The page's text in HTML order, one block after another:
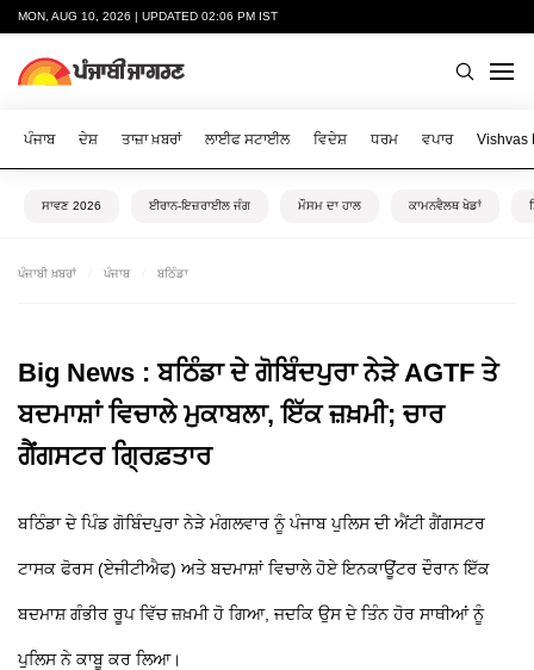
MON, AUG 10, 2026 | UPDATED 02:06 PM IST
ਪੰਜਾਬ ਦੇਸ਼ ਤਾਜ਼ਾ ਖ਼ਬਰਾਂ ਲਾਈਫ ਸਟਾਈਲ ਵਿਦੇਸ਼ ਧਰਮ ਵਪਾਰ Vishvas
ਸਾਵਣ 2026 ਈਰਾਨ-ਇਜ਼ਰਾਈਲ ਜੰਗ ਮੌਸਮ ਦਾ ਹਾਲ ਕਾਮਨਵੈਲਥ ਖੇਡਾਂ
ਪੰਜਾਬੀ ਖ਼ਬਰਾਂ ਪੰਜਾਬ ਬਠਿੰਡਾ
Big News : ਬਠਿੰਡਾ ਦੇ ਗੋਬਿੰਦਪੁਰਾ ਨੇੜੇ AGTF ਤੇ
ਬਦਮਾਸ਼ਾਂ ਵਿਚਾਲੇ ਮੁਕਾਬਲਾ, ਇੱਕ ਜ਼ਖ਼ਮੀ; ਚਾਰ
ਗੈਂਗਸਟਰ ਗ੍ਰਿਫ਼ਤਾਰ
ਬਠਿੰਡਾ ਦੇ ਪਿੰਡ ਗੋਬਿੰਦਪੁਰਾ ਨੇੜੇ ਮੰਗਲਵਾਰ ਨੂੰ ਪੰਜਾਬ ਪੁਲਿਸ ਦੀ ਐਂਟੀ ਗੈਂਗਸਟਰ
ਟਾਸਕ ਫੋਰਸ (ਏਜੀਟੀਐਫ) ਅਤੇ ਬਦਮਾਸ਼ਾਂ ਵਿਚਾਲੇ ਹੋਏ ਇਨਕਾਊਂਟਰ ਦੌਰਾਨ ਇੱਕ
ਬਦਮਾਸ਼ ਗੰਭੀਰ ਰੂਪ ਵਿੱਚ ਜ਼ਖ਼ਮੀ ਹੋ ਗਿਆ, ਜਦਕਿ ਉਸ ਦੇ ਤਿੰਨ ਹੋਰ ਸਾਥੀਆਂ ਨੂੰ
ਪੁਲਿਸ ਨੇ ਕਾਬੂ ਕਰ ਲਿਆ।